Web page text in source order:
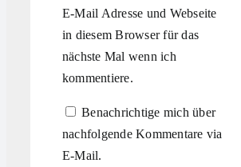
E-Mail Adresse und Webseite
in diesem Browser für das
nächste Mal wenn ich
kommentiere.
Benachrichtige mich über
nachfolgende Kommentare via
E-Mail.